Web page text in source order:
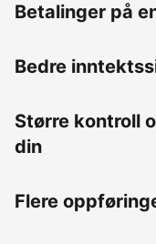
Betalinger på
Bedre
Større kontroll
din
Flere